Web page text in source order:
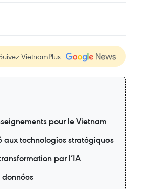
VietnamPlus
pour le Vietnam
technologies stratégiques
par l’IA